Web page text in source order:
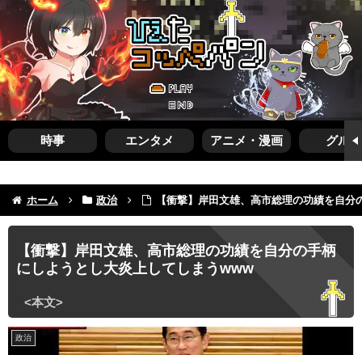
時事 エンタメ アニメ・漫画 グルメ
ホーム 政治 【衝撃】岸田文雄、高市総理の功績を自
【衝撃】岸田文雄、高市総理の功績を自分の手柄
にしようとし大炎上してしまうwww
政治